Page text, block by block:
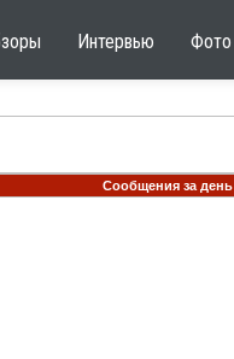
Интервью Фото
Сообщения за день